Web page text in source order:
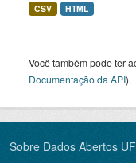
CSV HTML
Você também pode ter
Documentação da API).
Sobre Dados Abertos